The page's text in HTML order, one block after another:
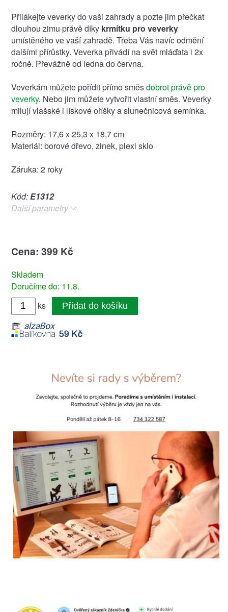
Přilákejte veverky do vaši zahrady a pozte jim přečkat
dlouhou zimu právě díky krmítku pro veverky
umístěného ve vaší zahradě. Třeba Vás navíc odmění
dalšími přírůstky. Veverka přivádí na svět mláďata i 2x
ročně. Převážně od ledna do června.
Veverkám můžete pořídit přímo směsdobrot právě pro
veverky. Nebo jim můžete vytvořit vlastní směs. Veverky
milují vlašské i lískové oříšky a slunečnicová semínka.
Rozměry: 17,6 x 25,3 x 18,7 cm
Materiál: borové dřevo, zinek, plexi sklo
Záruka: 2 roky
Kód:E1312
Další parametry
Cena: 399 Kč
Skladem
Doručíme do: 11.8.
ks
Přidat do košíku